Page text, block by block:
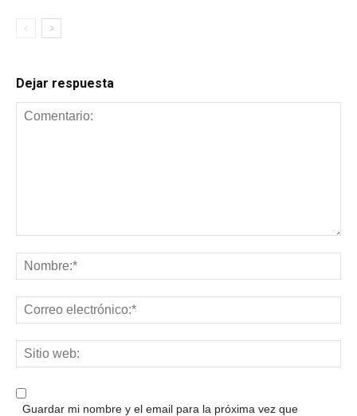
Dejar respuesta
Guardar mi nombre y el email para la próxima vez que